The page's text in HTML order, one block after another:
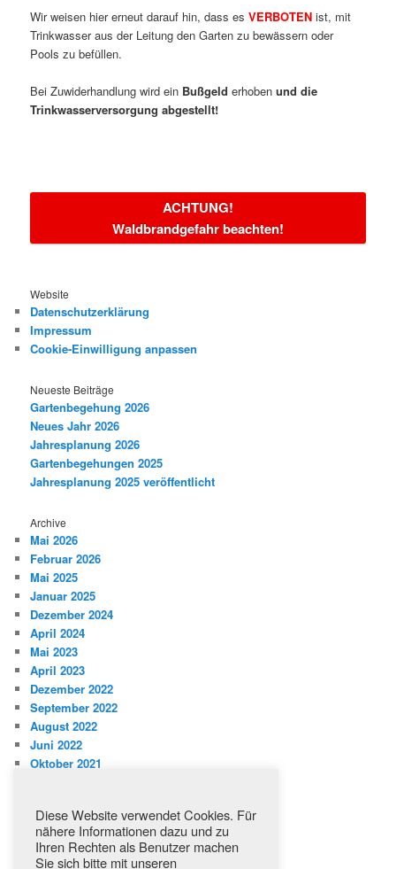
Wir weisen hier erneut darauf hin, dass esVERBOTEN ist, mit
Trinkwasser aus der Leitung den Garten zu bewässern oder
Pools zu befüllen.
Bei Zuwiderhandlung wird ein Bußgeld erhobenund die
Trinkwasserversorgung abgestellt!
ACHTUNG!
Waldbrandgefahr beachten!
Website
Datenschutzerklärung
Impressum
Cookie-Einwilligung anpassen
Neueste Beiträge
Gartenbegehung 2026
Neues Jahr 2026
Jahresplanung 2026
Gartenbegehungen 2025
Jahresplanung 2025 veröffentlicht
Archive
Mai 2026
Februar 2026
Mai 2025
Januar 2025
Dezember 2024
April 2024
Mai 2023
April 2023
Dezember 2022
September 2022
August 2022
Juni 2022
Oktober 2021
Aktuelles
Jahresplanung
Mitteilungen
Diese Website verwendet Cookies. Für
nähere Informationen dazu und zu
Ihren Rechten als Benutzer machen
Sie sich bitte mit unseren